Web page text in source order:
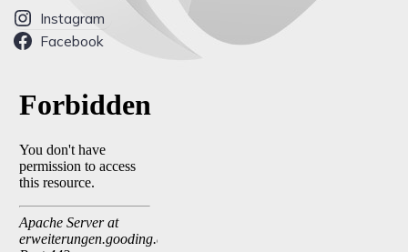
Instagram
Facebook